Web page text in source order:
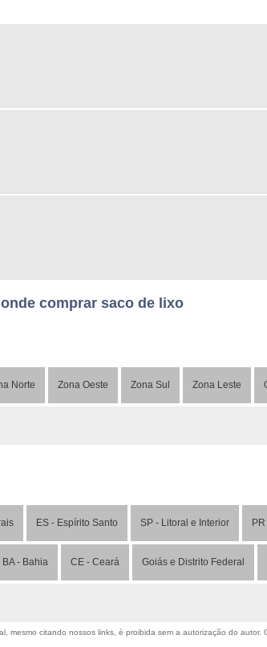
comprar saco de lixo
Norte Zona Oeste Zona Sul Zona Leste
ES - Espírito Santo SP - Litoral e Interior
BA - Bahia CE - Ceará Goiás e Distrito Federal
citando nossos links, é proibida sem a autorização do autor.